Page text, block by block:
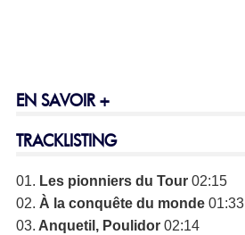
EN SAVOIR +
TRACKLISTING
01. Les pionniers du Tour02:15
02. À la conquête du monde01:33
03. Anquetil, Poulidor02:14